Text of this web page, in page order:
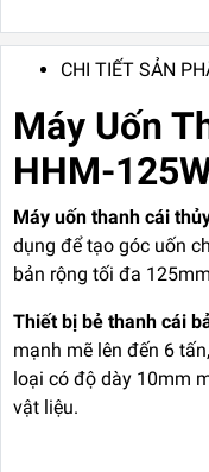
CHI TIẾT SẢN
Máy Uốn
HHM-
Máy uốn thanh cái
dụng để tạo góc uốn
bản rộng tối đa
Thiết bị bẻ thanh cái
mạnh mẽ lên đến 6
loại có độ dày 10mm
vật liệu.